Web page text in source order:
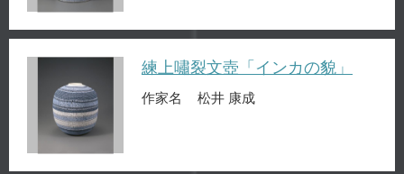
練上嘯裂文壺「インカの貌」
作家名 松井 康成